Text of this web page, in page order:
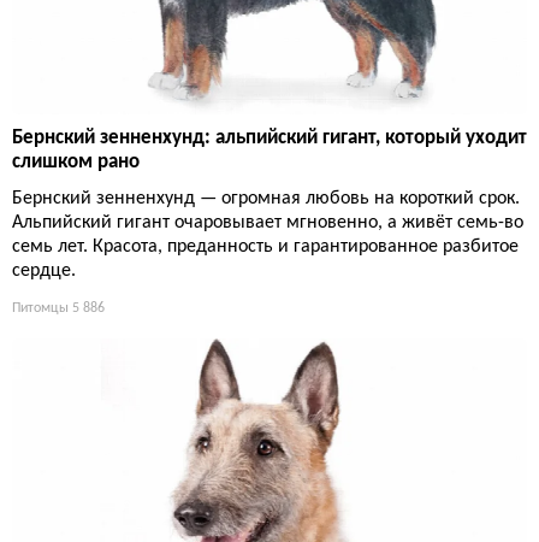
Бернский зенненхунд: альпийский гигант, который уходит
слишком рано
Бернский зенненхунд — огромная любовь на короткий срок.
Альпийский гигант очаровывает мгновенно, а живёт семь-во
семь лет. Красота, преданность и гарантированное разбитое
сердце.
Питомцы 5 886